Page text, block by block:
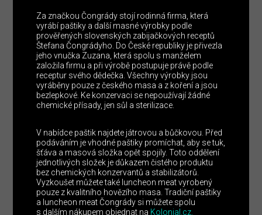
Za značkou Čongrády stojí rodinná firma, která
vyrábí paštiky a další masné výrobky podle
prověřených slovenských zabijačkových receptů
Štefana Čongrádyho. Do České republiky je přivezla
jeho vnučka Zuzana, která spolu s manželem
založila firmu a při výrobě postupuje právě podle
receptur svého dědečka. Všechny výrobky jsou
vyráběny pouze z českého masa a z koření a jsou
bezlepkové. Ke konzervaci se nepoužívají žádné
chemické přísady, jen sůl a sterilizace.
V nabídce paštik najdete játrovou a bůčkovou. Před
podáváním je vhodné paštiky promíchat, aby se tuk,
šťáva a masová složka opět spojily. Toto oddělení
jednotlivých složek je důkazem čistého produktu
bez chemických konzervantů a stabilizátorů.
Vyzkoušet můžete také luncheon meat vyrobený
pouze z kvalitního hovězího masa. Tradiční paštiky
a luncheon meat Čongrády si můžete spolu
s dalším nákupem objednat na Kolonial.cz.